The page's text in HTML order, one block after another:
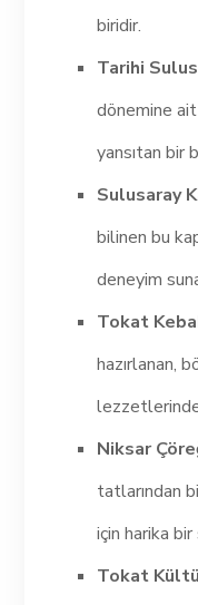
biridir.
Tarihi
dönemine ait
yansıtan bir
Sulusaray
bilinen bu
deneyim
Tokat
hazırlanan,
Niksar
tatlarından
için harika
Tokat